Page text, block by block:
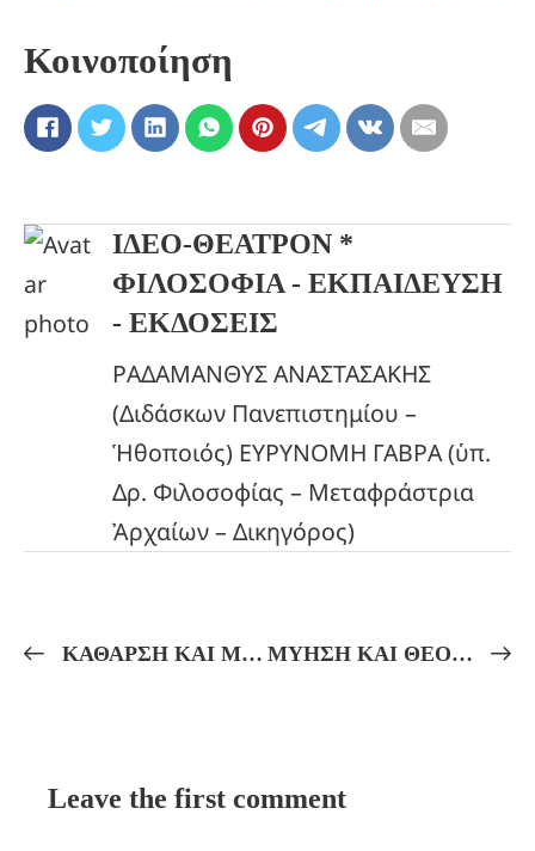
Κοινοποίηση
ΙΔΕΟ-ΘΕΑΤΡΟΝ *
ΦΙΛΟΣΟΦΙΑ - ΕΚΠΑΙΔΕΥΣΗ
- ΕΚΔΟΣΕΙΣ
ΡΑΔΑΜΑΝΘΥΣ ΑΝΑΣΤΑΣΑΚΗΣ
(Διδάσκων Πανεπιστημίου –
Ἡθοποιός) ΕΥΡΥΝΟΜΗ ΓΑΒΡΑ (ὑπ.
Δρ. Φιλοσοφίας – Μεταφράστρια
Ἀρχαίων – Δικηγόρος)
ΚΑΘΑΡΣΗ ΚΑΙ ΜΥΗΣΗ ΣΤΑ ΕΝ ΑΓΡΑΙΣ ΜΥΣΤΗΡΙΑ! ΜΥΗΣΗ ΚΑΙ ΘΕΟΥΡΓΙΚΗ ΠΡΑΞΗ ΣΤΟΝ ΒΑΘΜΟ ΤΟΥ ΗΡΩΑ!
Leave the first comment